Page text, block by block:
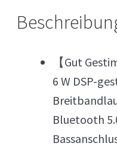
【Gut
6 W DSP-
Bluetooth